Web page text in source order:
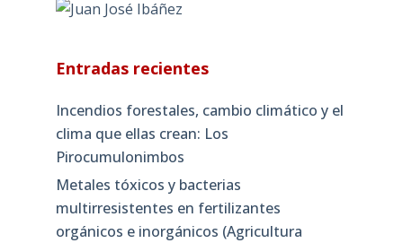
Entradas recientes
Incendios forestales, cambio climático y el
clima que ellas crean: Los
Pirocumulonimbos
Metales tóxicos y bacterias
multirresistentes en fertilizantes
orgánicos e inorgánicos (Agricultura